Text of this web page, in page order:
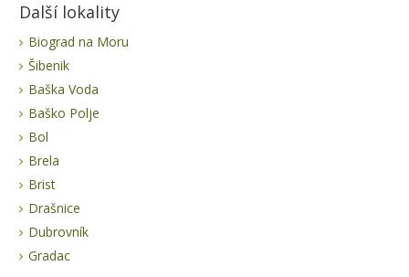
Další lokality
Biograd na Moru
Šibenik
Baška Voda
Baško Polje
Bol
Brela
Brist
Drašnice
Dubrovník
Gradac